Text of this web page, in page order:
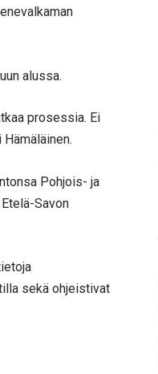
alussa.
prosessia. Ei
Pohjois- ja
Savon
sekä ohjeistivat